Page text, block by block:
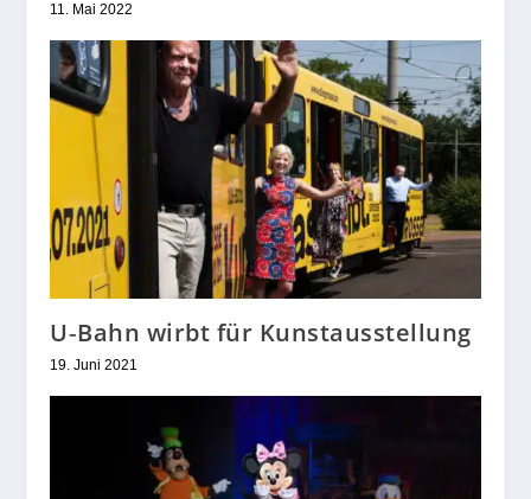
11. Mai 2022
U‑Bahn wirbt für Kunstausstellung
19. Juni 2021